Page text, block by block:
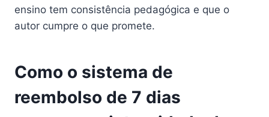
ensino tem consistência pedagógica e que o
autor cumpre o que promete.
Como o sistema de
reembolso de 7 dias